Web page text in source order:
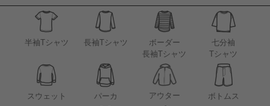
半袖Tシャツ 長袖Tシャツ
ボーダー
長袖Tシャツ
七分袖
Tシャツ
スウェット パーカ アウター ボトムス